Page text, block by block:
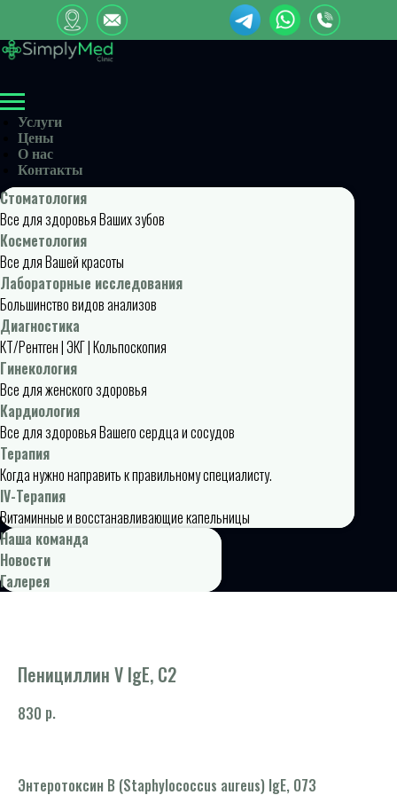
Услуги
Цены
О нас
Контакты
Стоматология
Все для здоровья Ваших зубов
Косметология
Все для Вашей красоты
Лабораторные исследования
Большинство видов анализов
Диагностика
КТ/Рентген | ЭКГ | Кольпоскопия
Гинекология
Все для женского здоровья
Кардиология
Все для здоровья Вашего сердца и сосудов
Терапия
Когда нужно направить к правильному специалисту.
IV-Терапия
Витаминные и восстанавливающие капельницы
Наша команда
Новости
Галерея
Пенициллин V IgE, С2
830 р.
Энтеротоксин B (Staphylococcus aureus) IgE, O73